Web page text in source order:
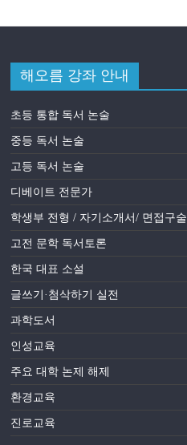
해오름 강좌 안내
초등 통합 독서 논술
중등 독서 논술
고등 독서 논술
디베이트 전문가
학생부 전형 / 자기소개서/ 면접구술
고전 문학 독서토론
한국 대표 소설
글쓰기·첨삭하기 실전
과학도서
인성교육
주요 대학 논제 해제
환경교육
진로교육